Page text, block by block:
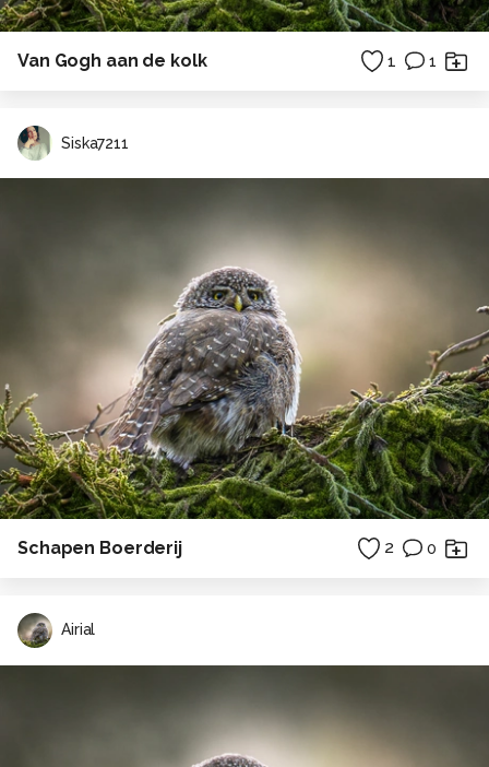
Van Gogh aan de kolk 1 1
Siska7211
Schapen Boerderij 2 0
Airial